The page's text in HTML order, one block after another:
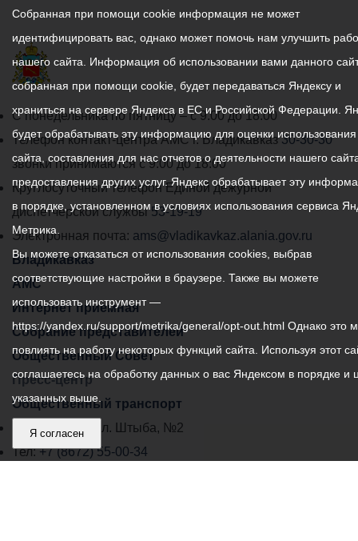
График
работы
администрации
местного
самоуправления
города
Владикавказ:
С понедельника по пятницу – с 9.00 до 18.00
Телефон контакт-центра АМС г. Владикавказ30-30-30
звонки принимаются с 9:00 до 18:00
Круглосуточный телефон Единой дежурной
диспетчерской службы53-19-19
Электронная почта: ams@vladikavkaz.alania.gov.ru
Владикавказ
АМС
Интернет приемная
Собрание представителей
Общественный Совет
Пресс-центр
Общественный транспорт
Владикавказ, пл. Штыба, №2
Тел:+7 (8672) 55-00-34
Собранная при помощи cookie информация не может
идентифицировать вас, однако может помочь нам улучшить
нашего сайта. Информация об использовании вами данного
собранная при помощи cookie, будет передаваться Яндексу и
храниться на сервере Яндекса в ЕС и Российской Федерации.
будет обрабатывать эту информацию для оценки
сайта, составления для нас отчетов о деятельности нашего
предоставления других услуг. Яндекс обрабатывает эту
в порядке, установленном в условиях использования сервиса
Метрика.
Вы можете отказаться от использования cookies, выбрав
соответствующие настройки в браузере. Также вы можете
использовать инструмент —
https://yandex.ru/support/metrika/general/opt-out.html Однако это
повлиять на работу некоторых функций сайта. Используя этот
соглашаетесь на обработку данных о вас Яндексом в порядке и
указанных выше.
Я согласен